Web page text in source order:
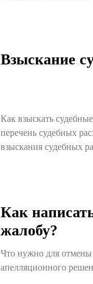
Взыскание
Как взыскать
перечень судебных
взыскания судебных
Как
жалобу?
Что нужно для отмены
апелляционного